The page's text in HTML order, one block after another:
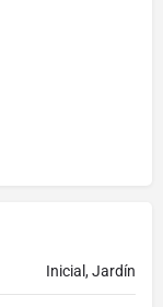
Inicial, Jardín